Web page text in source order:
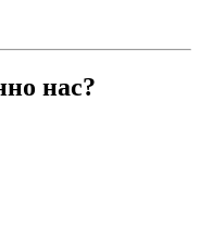
нас?